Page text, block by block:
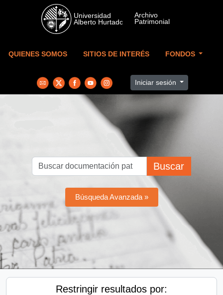
Skip to main content
QUIENES SOMOS SITIOS DE INTERÉS FONDOS
Iniciar sesión
Buscar
Búsqueda Avanzada »
Restringir resultados por: